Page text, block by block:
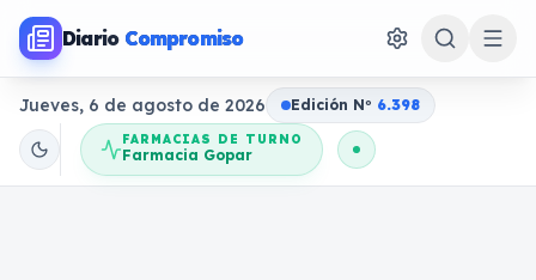
Diario Compromiso
Jueves, 6 de agosto de 2026 Edición No 6.398
FARMACIAS DE TURNO
Farmacia Gopar